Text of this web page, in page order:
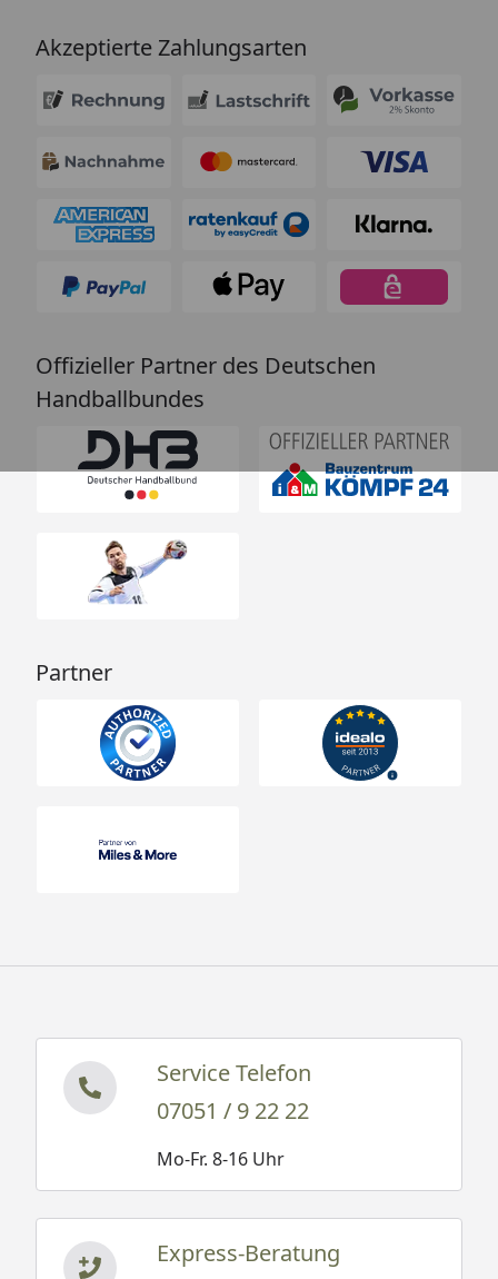
Akzeptierte Zahlungsarten
Offizieller Partner des Deutschen
Handballbundes
Partner
Service Telefon
07051 / 9 22 22
Mo-Fr. 8-16 Uhr
Express-Beratung